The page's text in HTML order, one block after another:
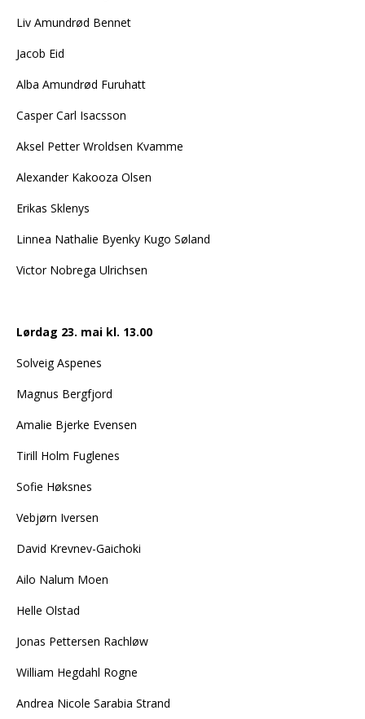
Liv Amundrød Bennet
Jacob Eid
Alba Amundrød Furuhatt
Casper Carl Isacsson
Aksel Petter Wroldsen Kvamme
Alexander Kakooza Olsen
Erikas Sklenys
Linnea Nathalie Byenky Kugo Søland
Victor Nobrega Ulrichsen
Lørdag 23. mai kl. 13.00
Solveig Aspenes
Magnus Bergfjord
Amalie Bjerke Evensen
Tirill Holm Fuglenes
Sofie Høksnes
Vebjørn Iversen
David Krevnev-Gaichoki
Ailo Nalum Moen
Helle Olstad
Jonas Pettersen Rachløw
William Hegdahl Rogne
Andrea Nicole Sarabia Strand